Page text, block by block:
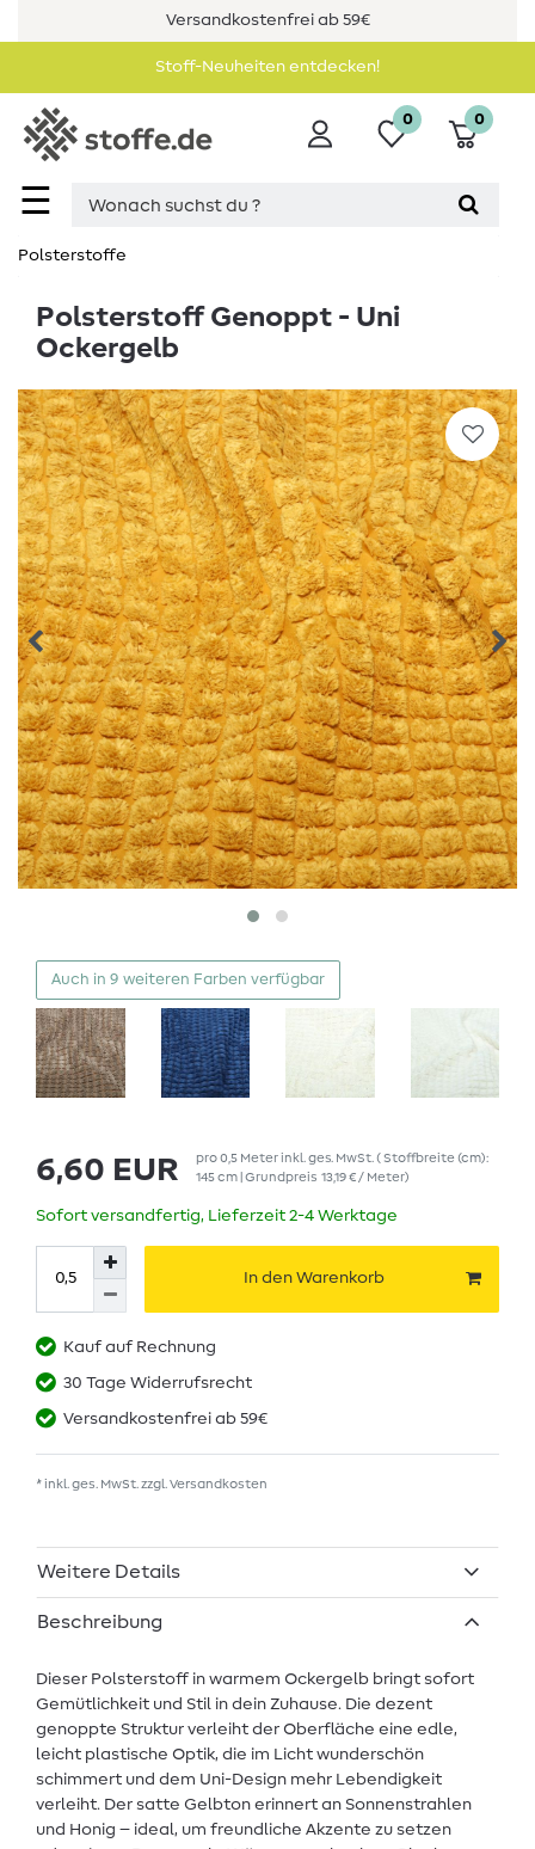
Versandkostenfrei ab 59€
Stoff-Neuheiten entdecken!
☰
0 0
Polsterstoffe
Polsterstoff Genoppt - Uni
Ockergelb
Auch in 9 weiteren Farben verfügbar
6,60 EUR pro0,5 Meterinkl. ges. MwSt. ( Stoffbreite (cm):
145 cm | Grundpreis 13,19 € / Meter)
Sofort versandfertig, Lieferzeit 2-4 Werktage
In den Warenkorb
Kauf auf Rechnung
30 Tage Widerrufsrecht
Versandkostenfrei ab 59€
* inkl. ges. MwSt. zzgl. Versandkosten
Weitere Details
Beschreibung
Dieser Polsterstoff in warmem Ockergelb bringt sofort
Gemütlichkeit und Stil in dein Zuhause. Die dezent
genoppte Struktur verleiht der Oberfläche eine edle,
leicht plastische Optik, die im Licht wunderschön
schimmert und dem Uni-Design mehr Lebendigkeit
verleiht. Der satte Gelbton erinnert an Sonnenstrahlen
und Honig – ideal, um freundliche Akzente zu setzen